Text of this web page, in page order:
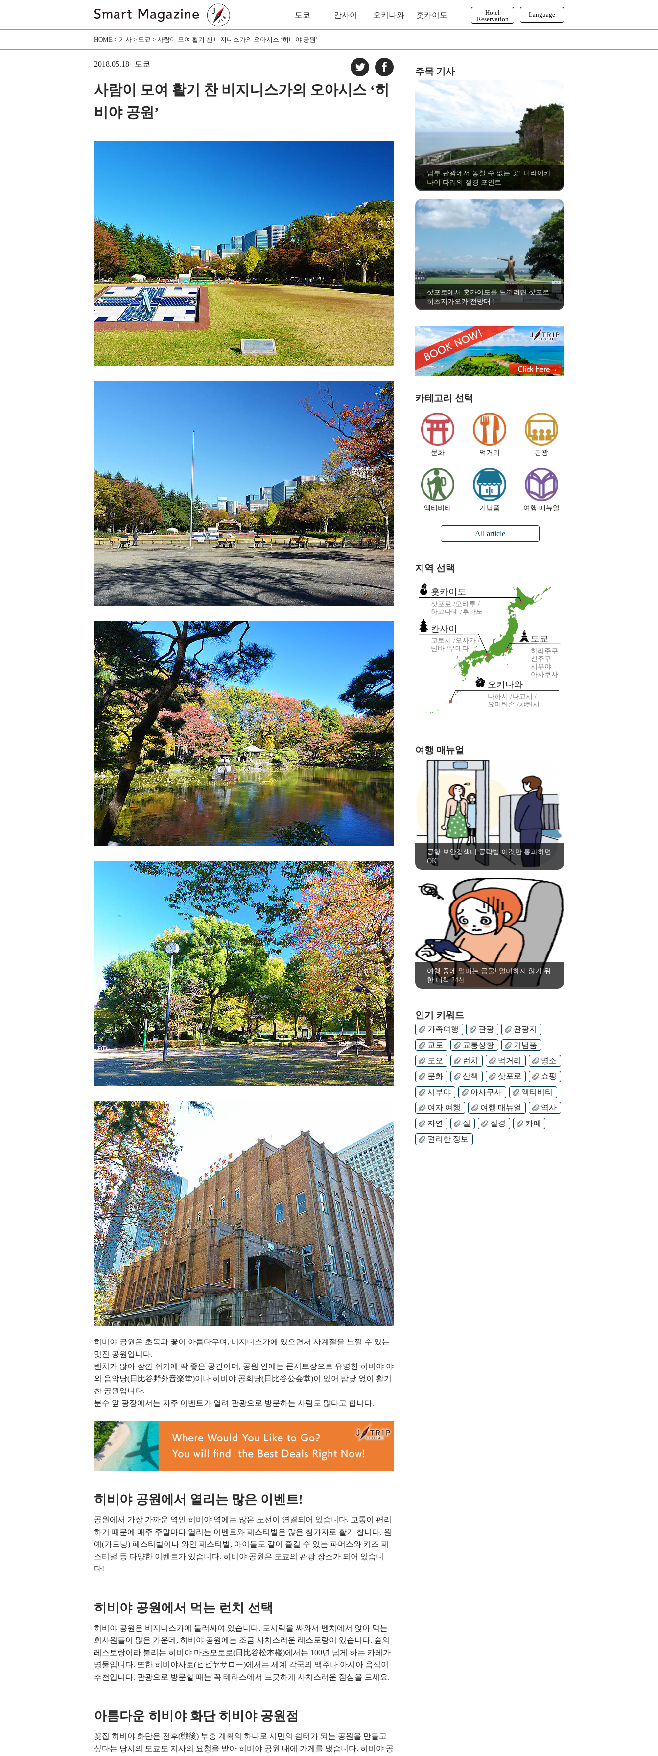
Language
English
Hotel
Reservation
도쿄 칸사이 오키나와 홋카이도
HOME 기사 도쿄 사람이 모여 활기 찬 비지니스가의 오아시스 ‘히비야 공원’
2018.05.18 | 도쿄
사람이 모여 활기 찬 비지니스가의 오아시스 ‘히
비야 공원’
히비야 공원은 초목과 꽃이 아름다우며, 비지니스가에 있으면서 사계절을 느낄 수 있는
멋진 공원입니다.
벤치가 많아 잠깐 쉬기에 딱 좋은 공간이며, 공원 안에는 콘서트장으로 유명한 히비야 야
외 음악당(日比谷野外音楽堂)이나 히비야 공회당(日比谷公会堂)이 있어 밤낮 없이 활기
찬 공원입니다.
분수 앞 광장에서는 자주 이벤트가 열려 관광으로 방문하는 사람도 많다고 합니다.
히비야 공원에서 열리는 많은 이벤트!
공원에서 가장 가까운 역인 히비야 역에는 많은 노선이 연결되어 있습니다. 교통이 편리
하기 때문에 매주 주말마다 열리는 이벤트와 페스티벌은 많은 참가자로 활기 찹니다. 원
예(가드닝) 페스티벌이나 와인 페스티벌, 아이들도 같이 즐길 수 있는 파머스와 키즈 페
스티벌 등 다양한 이벤트가 있습니다. 히비야 공원은 도쿄의 관광 장소가 되어 있습니
다!
히비야 공원에서 먹는 런치 선택
히비야 공원은 비지니스가에 둘러싸여 있습니다. 도시락을 싸와서 벤치에서 앉아 먹는
회사원들이 많은 가운데, 히비야 공원에는 조금 사치스러운 레스토랑이 있습니다. 숲의
레스토랑이라 불리는 히비야 마츠모토로(日比谷松本楼)에서는 100년 넘게 하는 카레가
명물입니다. 또한 히비야사로(ヒビヤサロー)에서는 세계 각국의 맥주나 아시아 음식이
추천입니다. 관광으로 방문할 때는 꼭 테라스에서 느긋하게 사치스러운 점심을 드세요.
아름다운 히비야 화단 히비야 공원점
꽃집 히비야 화단은 전후(戦後) 부흥 계획의 하나로 시민의 쉼터가 되는 공원을 만들고
싶다는 당시의 도쿄도 지사의 요청을 받아 히비야 공원 내에 가게를 냈습니다. 히비야 공
주목 기사
남부 관광에서 놓칠 수 없는 곳! 니라이카
나이 다리의 절경 포인트
삿포로에서 홋카이도를 느끼려면 삿포로
히츠지가오카 전망대 !
카테고리 선택
문화 먹거리 관광
액티비티 기념품 여행 매뉴얼
All article
지역 선택
도쿄
하라주쿠
신주쿠
시부야
아사쿠사
칸사이
교토시
오사카
난바 우메다
오키나와
나하시
나고시
요미탄손 챠탄시
홋카이도
삿포로
오타루
하코다테
후라노
여행 매뉴얼
공항 보안검색대 공략법 이것만 통과하면
OK!
여행 중에 멀미는 금물! 멀미하지 않기 위
한 대책 24선
인기 키워드
가족여행 관광
관광지
교토
교통상황
기념품
도오
런치 먹거리
명소
문화
산책 삿포로
쇼핑
시부야
아사쿠사
액티비티
여자 여행
여행 매뉴얼
역사
자연
절 절경
카페
편리한 정보